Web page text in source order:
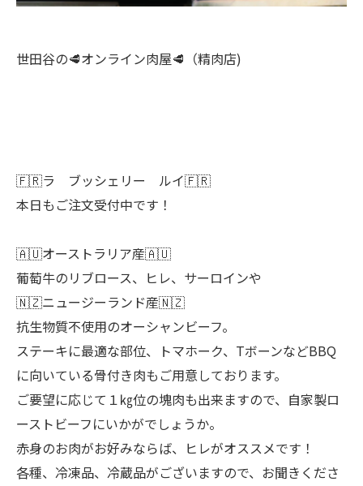
世田谷の🥩オンライン肉屋🥩（精肉店)
🇫🇷ラ ブッシェリー ルイ🇫🇷
本日もご注文受付中です！
🇦🇺オーストラリア産🇦🇺
葡萄牛のリブロース、ヒレ、サーロインや
🇳🇿ニュージーランド産🇳🇿
抗生物質不使用のオーシャンビーフ。
ステーキに最適な部位、トマホーク、TボーンなどBBQ
に向いている骨付き肉もご用意しております。
ご要望に応じて１㎏位の塊肉も出来ますので、自家製ロ
ーストビーフにいかがでしょうか。
赤身のお肉がお好みならば、ヒレがオススメです！
各種、冷凍品、冷蔵品がございますので、お聞きくださ